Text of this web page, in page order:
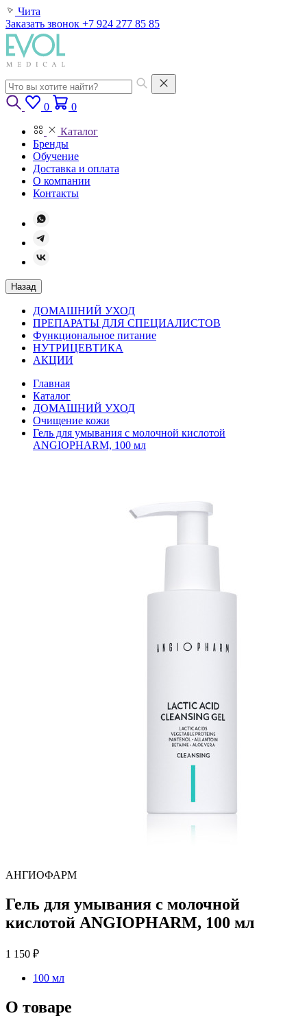
Чита
Заказать звонок +7 924 277 85 85
0 0
Каталог
Бренды
Обучение
Доставка и оплата
О компании
Контакты
Назад
ДОМАШНИЙ УХОД
ПРЕПАРАТЫ ДЛЯ СПЕЦИАЛИСТОВ
Функциональное питание
НУТРИЦЕВТИКА
АКЦИИ
Главная
Каталог
ДОМАШНИЙ УХОД
Очищение кожи
Гель для умывания с молочной кислотой
ANGIOPHARM, 100 мл
АНГИОФАРМ
Гель для умывания с молочной
кислотой ANGIOPHARM, 100 мл
1 150 ₽
100 мл
О товаре